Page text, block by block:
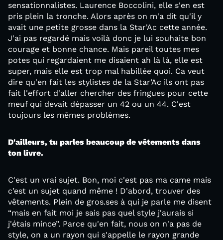
sensationnalistes. Laurence Boccolini, elle s'en est
pris plein la tronche. Alors après on m'a dit qu'il y
avait une petite grosse dans la Star'Ac cette année.
J'ai pas regardé mais voilà donc je lui souhaite bon
courage et bonne chance. Mais pareil toutes mes
potes qui regardaient me disaient ah là là, elle est
super, mais elle est trop mal habillée quoi. Ca veut
dire qu'en fait les stylistes de la Star’Ac ils ont pas
fait l'effort d'aller chercher des fringues pour cette
meuf qui devait dépasser un 42 ou un 44. C'est
toujours les mêmes problèmes.
D'ailleurs, tu parles beaucoup de vêtements dans
ton livre.
C'est un vrai sujet. Bon, moi c'est pas ma came mais
c’est un sujet quand même ! D'abord, trouver des
vêtements. Plein de gros.ses à qui je parle me disent
“mais en fait moi je sais pas quel style j'aurais si
j'étais mince”. Parce qu'en fait, nous on n'a pas de
style, on a un rayon qui s'appelle le rayon grande